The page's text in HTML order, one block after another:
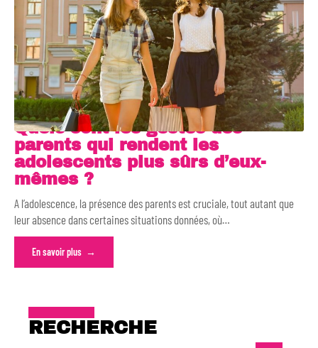
Quels sont les gestes des
parents qui rendent les
adolescents plus sûrs d’eux-
mêmes ?
A l’adolescence, la présence des parents est cruciale, tout autant que
leur absence dans certaines situations données, où…
En savoir plus
RECHERCHE